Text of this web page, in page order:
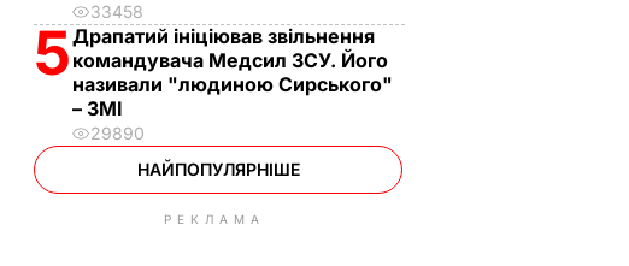
33458
5Драпатий ініціював звільнення
командувача Медсил ЗСУ. Його
називали "людиною Сирського"
– ЗМІ
29890
НАЙПОПУЛЯРНІШЕ
РЕКЛАМА